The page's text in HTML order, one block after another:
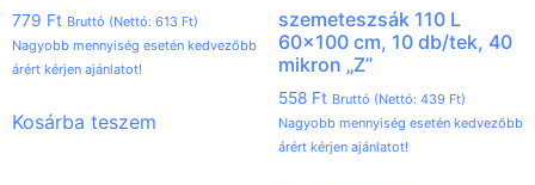
779 Ft Bruttó (Nettó: 613 Ft)
Nagyobb mennyiség esetén kedvezőbb
árért kérjen ajánlatot!
Kosárba teszem
szemeteszsák 110 L
60×100 cm, 10 db/tek, 40
mikron „Z”
558 Ft Bruttó (Nettó: 439 Ft)
Nagyobb mennyiség esetén kedvezőbb
árért kérjen ajánlatot!